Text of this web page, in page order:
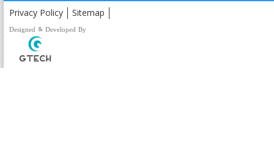
Privacy Policy Sitemap
Designed & Developed By